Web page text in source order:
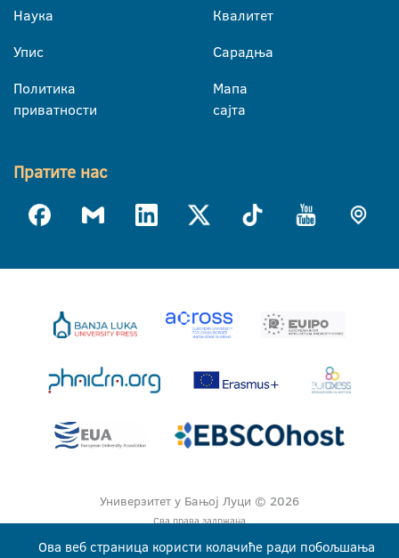
Наука
Упис
Политика
приватности
Квалитет
Сарадња
Мапа
сајта
Пратите нас
Универзитет у Бањој Луци © 2026
Сва права задржана
Ова веб страница користи колачиће ради побољшања